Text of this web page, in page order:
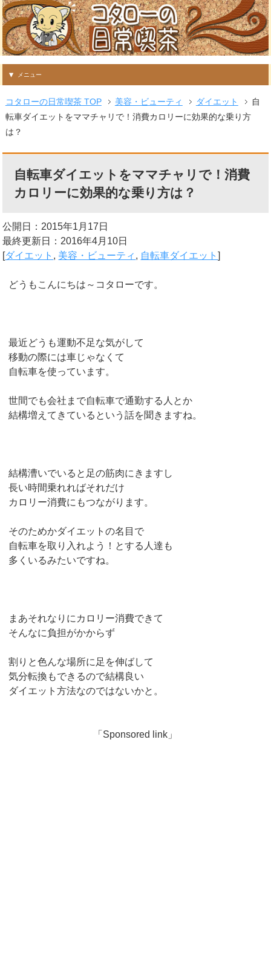
メニュー
コタローの日常喫茶 TOP 美容・ビューティ ダイエット
自
転車ダイエットをママチャリで！消費カロリーに効果的な乗り方
は？
自転車ダイエットをママチャリで！消費
カロリーに効果的な乗り方は？
公開日：2015年1月17日
最終更新日：2016年4月10日
[ダイエット , 美容・ビューティ , 自転車ダイエット]
どうもこんにちは～コタローです。
最近どうも運動不足な気がして
移動の際には車じゃなくて
自転車を使っています。
世間でも会社まで自転車で通勤する人とか
結構増えてきているという話を聞きますね。
結構漕いでいると足の筋肉にきますし
長い時間乗れればそれだけ
カロリー消費にもつながります。
そのためかダイエットの名目で
自転車を取り入れよう！とする人達も
多くいるみたいですね。
まあそれなりにカロリー消費できて
そんなに負担がかからず
割りと色んな場所に足を伸ばして
気分転換もできるので結構良い
ダイエット方法なのではないかと。
「Sponsored link」